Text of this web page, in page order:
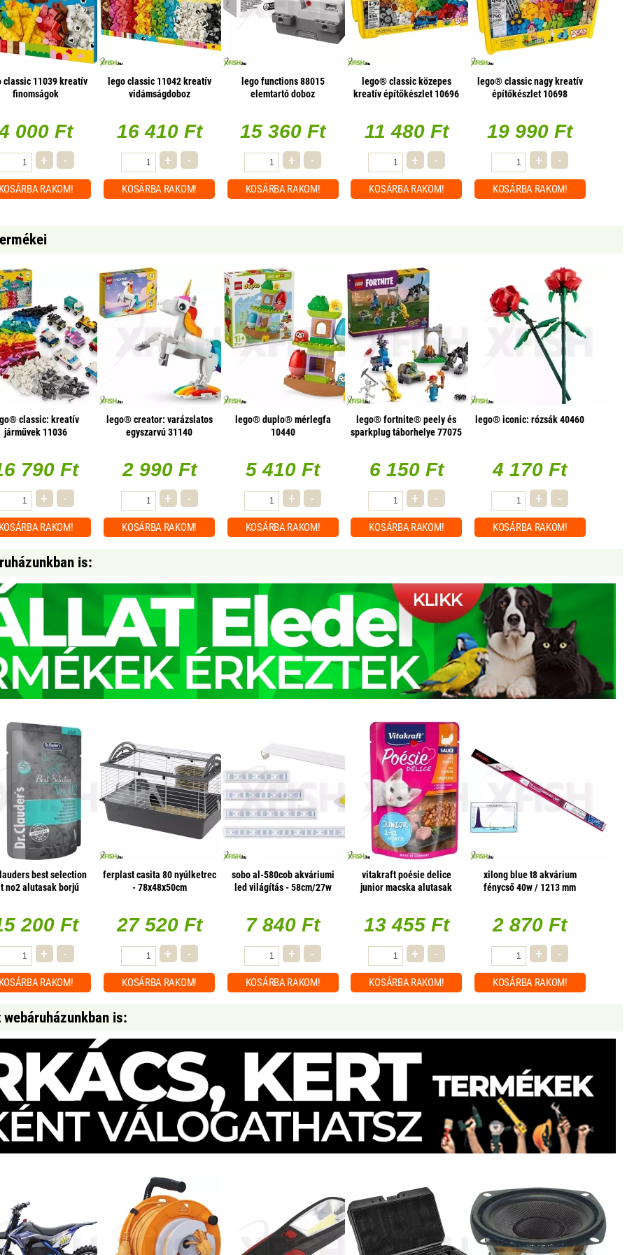
classic 11039 kreatív
finomságok
000 Ft
+ -
RAKOM!
lego classic 11042 kreatív
vidámságdoboz
16 410 Ft
+ -
KOSÁRBA RAKOM!
lego functions 88015
elemtartó doboz
15 360 Ft
+ -
KOSÁRBA RAKOM!
lego® classic közepes
kreatív építőkészlet 10696
11 480 Ft
+ -
KOSÁRBA RAKOM!
lego® classic nagy kreatív
építőkészlet 10698
19 990 Ft
+ -
KOSÁRBA RAKOM!
classic: kreatív
járművek 11036
790 Ft
+ -
RAKOM!
lego® creator: varázslatos
egyszarvú 31140
2 990 Ft
+ -
KOSÁRBA RAKOM!
lego® duplo® mérlegfa
10440
5 410 Ft
+ -
KOSÁRBA RAKOM!
lego® fortnite® peely és
sparkplug táborhelye 77075
6 150 Ft
+ -
KOSÁRBA RAKOM!
lego® iconic: rózsák 40460
4 170 Ft
+ -
KOSÁRBA RAKOM!
is:
best selection
no2 alutasak borjú
200 Ft
+ -
RAKOM!
ferplast casita 80 nyúlketrec
- 78x48x50cm
27 520 Ft
+ -
KOSÁRBA RAKOM!
sobo al-580cob akváriumi
led világítás - 58cm/27w
7 840 Ft
+ -
KOSÁRBARAKOM!
vitakraft poésie delice
junior macska alutasak
13 455 Ft
+ -
KOSÁRBARAKOM!
xilong blue t8 akvárium
fénycső 40w / 1213 mm
2 870 Ft
+ -
KOSÁRBA RAKOM!
is: